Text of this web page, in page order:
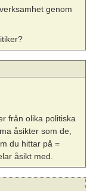
genom
från olika politiska
åsikter som de,
du hittar på =
åsikt med.